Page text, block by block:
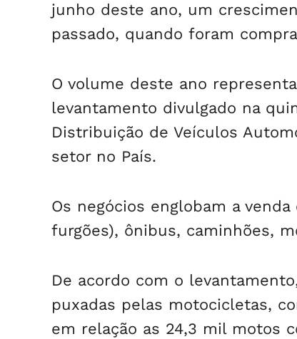
junho deste ano, um
passado, quando foram
O volume deste ano
levantamento divulgado na
Distribuição de Veículos
setor no País.
Os negócios englobam a
furgões), ônibus, caminhões,
De acordo com o
puxadas pelas motocicletas,
em relação as 24,3 mil motos